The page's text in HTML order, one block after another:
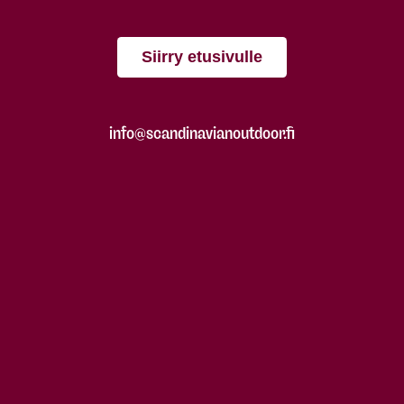
Siirry etusivulle
info@scandinavianoutdoor.fi